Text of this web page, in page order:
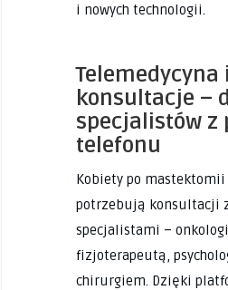
i nowych technologii.
Telemedycyna
konsultacje –
specjalistów z
telefonu
Kobiety po mastektomii
potrzebują konsultacji
specjalistami –
fizjoterapeutą,
chirurgiem. Dzięki